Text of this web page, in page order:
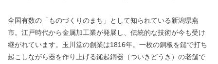
全国有数の「ものづくりのまち」として知られている新潟県燕
市。江戸時代から金属加工業が発展し、伝統的な技術が今も受け
継がれています。玉川堂の創業は1816年。一枚の銅板を鎚で打ち
起こしながら器を作り上げる鎚起銅器（ついきどうき）の老舗で